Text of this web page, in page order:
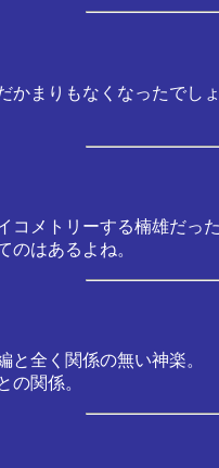
かまりもなくなったでしょ
コメトリーする楠雄だっ
のはあるよね。
と全く関係の無い神楽。
の関係。